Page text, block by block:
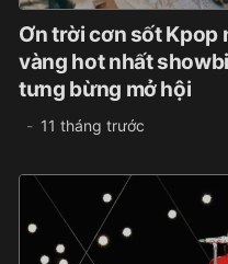
Ơn trời cơn sốt Kpop
vàng hot nhất
tưng bừng mở hội
11 tháng trước